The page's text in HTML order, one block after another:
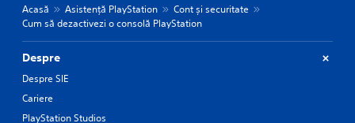
Acasă Asistență PlayStation
Cont și securitate
Cum să dezactivezi o consolă PlayStation
Despre
Despre SIE
Cariere
PlayStation Studios